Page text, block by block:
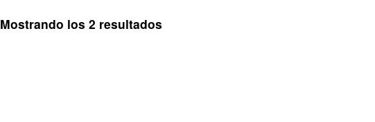
Mostrando los 2 resultadosOrdenado